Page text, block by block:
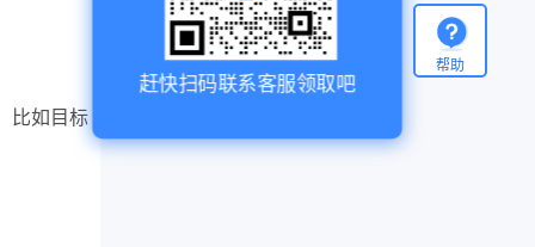
比如目标
赶快扫码联系客服领取吧
帮助